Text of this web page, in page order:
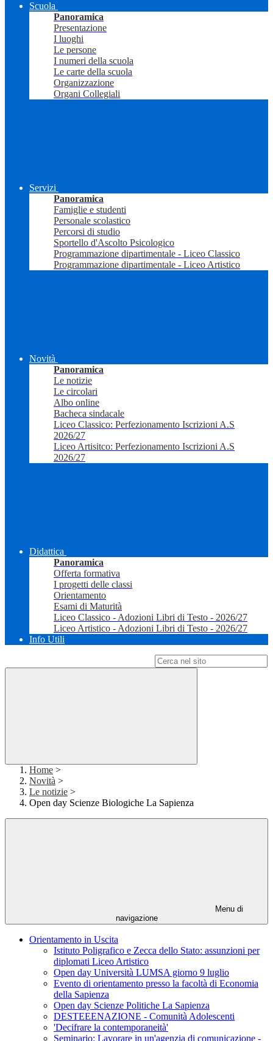
Scuola
Panoramica
Presentazione
I luoghi
Le persone
I numeri della scuola
Le carte della scuola
Organizzazione
Organi Collegiali
Servizi
Panoramica
Famiglie e studenti
Personale scolastico
Percorsi di studio
Sportello d'Ascolto Psicologico
Programmazione dipartimentale - Liceo Classico
Programmazione dipartimentale - Liceo Artistico
Novità
Panoramica
Le notizie
Le circolari
Albo online
Bacheca sindacale
Liceo Classico: Perfezionamento Iscrizioni A.S
2026/27
Liceo Artisitco: Perfezionamento Iscrizioni A.S
2026/27
Didattica
Panoramica
Offerta formativa
I progetti delle classi
Orientamento
Esami di Maturità
Liceo Classico - Adozioni Libri di Testo - 2026/27
Liceo Artistico - Adozioni Libri di Testo - 2026/27
Info Utili
Home >
Novità >
Le notizie >
Open day Scienze Biologiche La Sapienza
Menu di
navigazione
Orientamento in Uscita
Istituto Poligrafico e Zecca dello Stato: assunzioni per
diplomati Liceo Artistico
Open day Università LUMSA giorno 9 luglio
Evento di orientamento presso la facoltà di Economia
della Sapienza
Open day Scienze Politiche La Sapienza
DESTEEENAZIONE - Comunità Adolescenti
'Decifrare la contemporaneità'
Seminario: Lavorare in un'agenzia di comunicazione -